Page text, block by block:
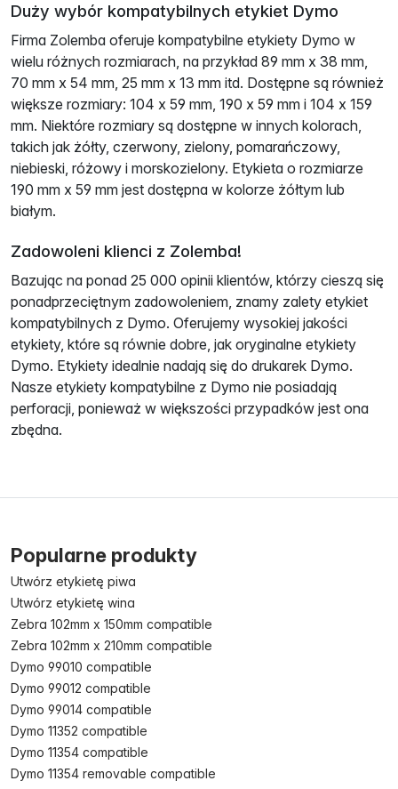
Duży wybór kompatybilnych etykiet Dymo
Firma Zolemba oferuje kompatybilne etykiety Dymo w
wielu różnych rozmiarach, na przykład 89 mm x 38 mm,
70 mm x 54 mm, 25 mm x 13 mm itd. Dostępne są również
większe rozmiary: 104 x 59 mm, 190 x 59 mm i 104 x 159
mm. Niektóre rozmiary są dostępne w innych kolorach,
takich jak żółty, czerwony, zielony, pomarańczowy,
niebieski, różowy i morskozielony. Etykieta o rozmiarze
190 mm x 59 mm jest dostępna w kolorze żółtym lub
białym.
Zadowoleni klienci z Zolemba!
Bazując na ponad 25 000 opinii klientów, którzy cieszą się
ponadprzeciętnym zadowoleniem, znamy zalety etykiet
kompatybilnych z Dymo. Oferujemy wysokiej jakości
etykiety, które są równie dobre, jak oryginalne etykiety
Dymo. Etykiety idealnie nadają się do drukarek Dymo.
Nasze etykiety kompatybilne z Dymo nie posiadają
perforacji, ponieważ w większości przypadków jest ona
zbędna.
Popularne produkty
Utwórz etykietę piwa
Utwórz etykietę wina
Zebra 102mm x 150mm compatible
Zebra 102mm x 210mm compatible
Dymo 99010 compatible
Dymo 99012 compatible
Dymo 99014 compatible
Dymo 11352 compatible
Dymo 11354 compatible
Dymo 11354 removable compatible